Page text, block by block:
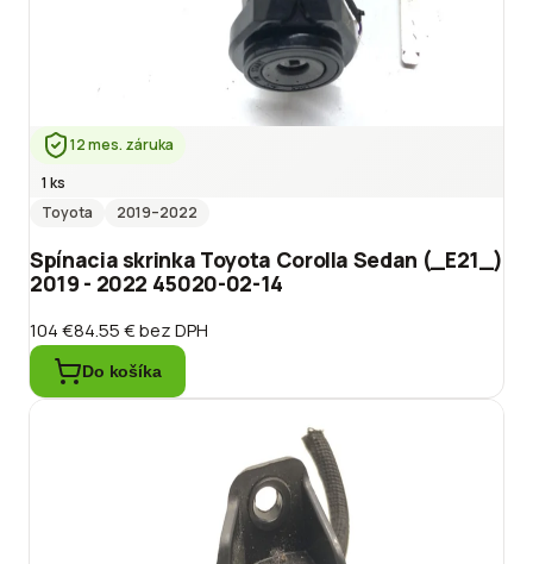
12 mes. záruka
1 ks
Toyota
2019–2022
Spínacia skrinka Toyota Corolla Sedan (_E21_)
2019 - 2022 45020-02-14
104 €84.55 €bez DPH
Do košíka